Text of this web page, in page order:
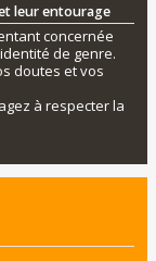
leur entourage
concernée
de genre.
doutes et vos
à respecter la